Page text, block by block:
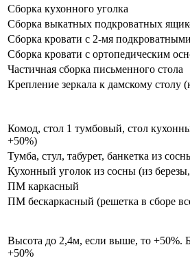
Сборка кухонного уголка
Сборка выкатных подкроватных
Сборка кровати с 2-мя
Сборка кровати с ортопедическим
Частичная сборка письменного стола
Крепление зеркала к дамскому столу
Комод, стол 1 тумбовый, стол
+50%)
Тумба, стул, табурет, банкетка из
Кухонный уголок из сосны (из
ПМ каркасный
ПМ бескаркасный (решетка в сборе
Высота до 2,4м, если выше, то +50%.
+50%